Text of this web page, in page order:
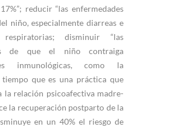
reducir “las enfermedades
niño, especialmente diarreas e
respiratorias; disminuir “las
de que el niño contraiga
inmunológicas, como la
tiempo que es una práctica que
la relación psicoafectiva madre-
la recuperación postparto de la
en un 40% el riesgo de